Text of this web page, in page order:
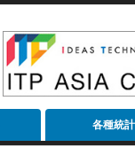
各種統計